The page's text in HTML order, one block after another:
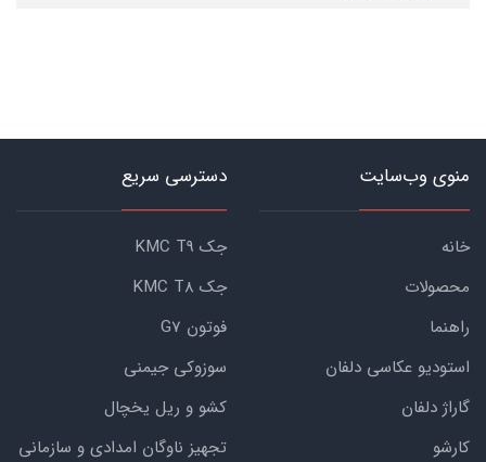
منوی وب‌سایت
خانه
محصولات
راهنما
استودیو عکاسی دلفان
گاراژ دلفان
کارشو
دسترسی سریع
جک KMC T9
جک KMC T8
فوتون G7
سوزوکی جیمنی
کشو و ریل یخچال
تجهیز ناوگان امدادی و سازمانی